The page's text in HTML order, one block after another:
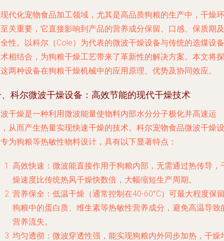
代化宠物食品加工领域，尤其是高品质狗粮的生产中，干燥环
关重要，它直接影响到产品的营养成分保留、口感、保质期及
性。以科尔（Cole）为代表的微波干燥设备与传统的选煤设备
相结合，为狗粮干燥工艺带来了革新性的解决方案。本文将探
两种设备在狗粮干燥机械中的应用原理、优势及协同效应。
科尔微波干燥设备：高效节能的现代干燥技术
干燥是一种利用微波能量使物料内部水分分子极化并高速运
从而产生热量实现快速干燥的技术。科尔宠物食品微波干燥设
为狗粮等热敏性物料设计，具有以下显著特点：
高效快速 ：微波能直接作用于狗粮内部，无需通过热传导，
燥速度比传统热风干燥快数倍，大幅缩短生产周期。
营养保全 ：低温干燥（通常控制在40-60°C）可最大程度保
狗粮中的蛋白质、维生素等热敏性营养成分，避免高温导致
营养流失。
均匀透彻 ：微波穿透性强，能实现狗粮内外同步加热，干燥